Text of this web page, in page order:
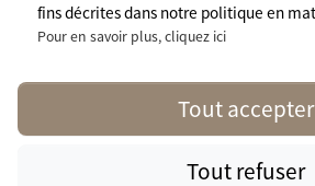
Nos partenaires
Suivez nous
fins décrites dans notre politique en
Pour en savoir plus, cliquez ici
Tout accepter
Tout refuser